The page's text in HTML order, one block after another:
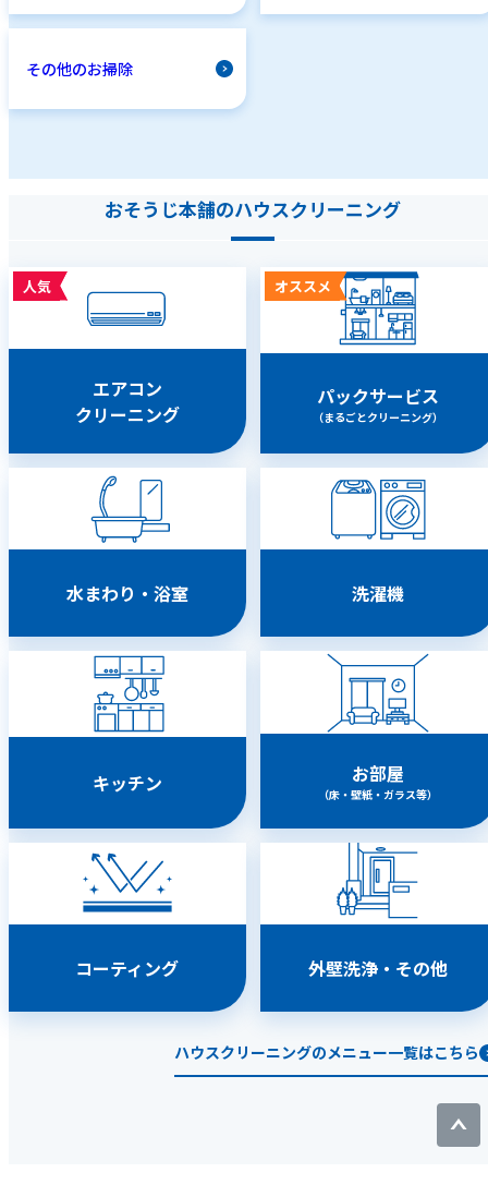
その他のお掃除
おそうじ本舗のハウスクリーニング
人気
エアコン
クリーニング
オススメ
パックサービス
（まるごとクリーニング）
水まわり・浴室 洗濯機
キッチン お部屋
（床・壁紙・ガラス等）
コーティング 外壁洗浄・その他
ハウスクリーニングのメニュー一覧はこちら